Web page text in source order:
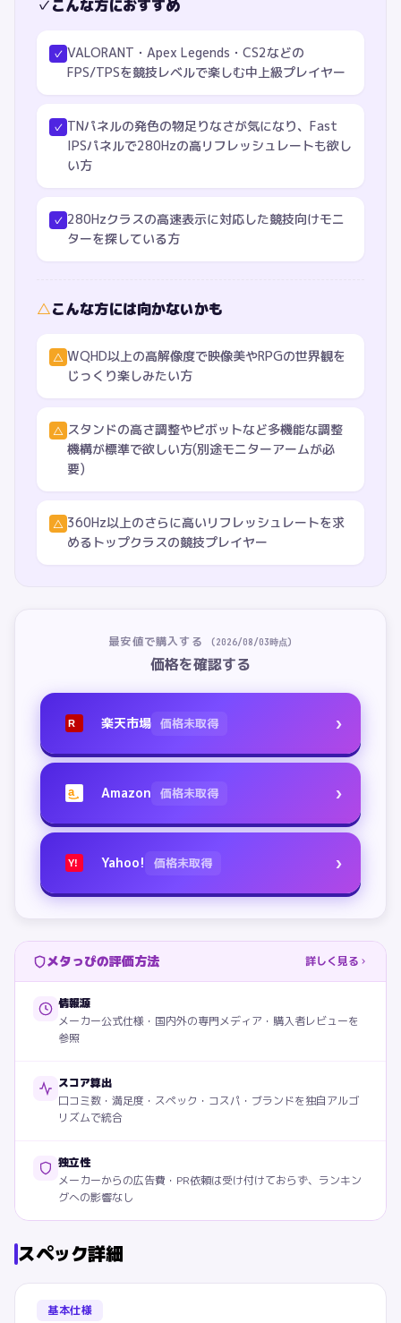
✓こんな方におすすめ
✓ VALORANT・Apex Legends・CS2などの
FPS/TPSを競技レベルで楽しむ中上級プレイヤー
✓ TNパネルの発色の物足りなさが気になり、Fast
IPSパネルで280Hzの高リフレッシュレートも欲し
い方
✓ 280Hzクラスの高速表示に対応した競技向けモニ
ターを探している方
△こんな方には向かないかも
△ WQHD以上の高解像度で映像美やRPGの世界観を
じっくり楽しみたい方
△ スタンドの高さ調整やピボットなど多機能な調整
機構が標準で欲しい方(別途モニターアームが必
要)
△ 360Hz以上のさらに高いリフレッシュレートを求
めるトップクラスの競技プレイヤー
最安値で購入する (2026/08/03時点)
価格を確認する
R 楽天市場 価格未取得 ›
a Amazon 価格未取得 ›
Y! Yahoo! 価格未取得 ›
メタっぴの評価方法 詳しく見る
情報源
メーカー公式仕様・国内外の専門メディア・購入者レビューを
参照
スコア算出
口コミ数・満足度・スペック・コスパ・ブランドを独自アルゴ
リズムで統合
独立性
メーカーからの広告費・PR依頼は受け付けておらず、ランキン
グへの影響なし
スペック詳細
基本仕様